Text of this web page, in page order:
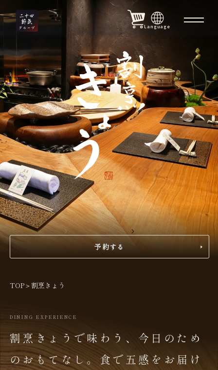
Language
予約する
TOP＞割烹きょう
DINING EXPERIENCE
割烹きょうで味わう、 今日のため
のおもてなし。 食で五感をお届け